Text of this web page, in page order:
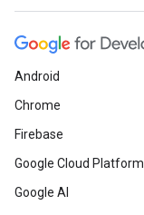
Android
Chrome
Firebase
Google Cloud Platform
Google AI